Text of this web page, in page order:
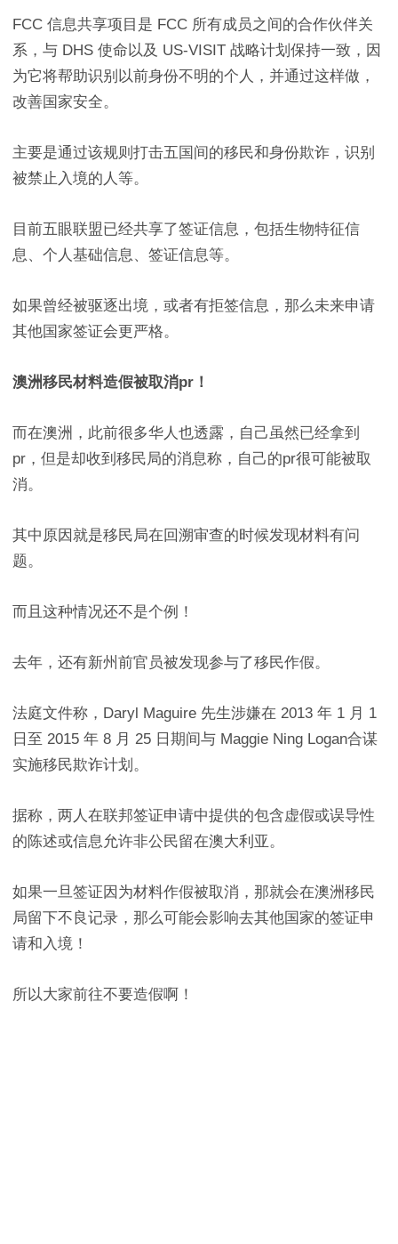
FCC 信息共享项目是 FCC 所有成员之间的合作伙伴关
系，与 DHS 使命以及 US-VISIT 战略计划保持一致，因
为它将帮助识别以前身份不明的个人，并通过这样做，
改善国家安全。
主要是通过该规则打击五国间的移民和身份欺诈，识别
被禁止入境的人等。
目前五眼联盟已经共享了签证信息，包括生物特征信
息、个人基础信息、签证信息等。
如果曾经被驱逐出境，或者有拒签信息，那么未来申请
其他国家签证会更严格。
澳洲移民材料造假被取消pr！
而在澳洲，此前很多华人也透露，自己虽然已经拿到
pr，但是却收到移民局的消息称，自己的pr很可能被取
消。
其中原因就是移民局在回溯审查的时候发现材料有问
题。
而且这种情况还不是个例！
去年，还有新州前官员被发现参与了移民作假。
法庭文件称，Daryl Maguire 先生涉嫌在 2013 年 1 月 1
日至 2015 年 8 月 25 日期间与 Maggie Ning Logan合谋
实施移民欺诈计划。
据称，两人在联邦签证申请中提供的包含虚假或误导性
的陈述或信息允许非公民留在澳大利亚。
如果一旦签证因为材料作假被取消，那就会在澳洲移民
局留下不良记录，那么可能会影响去其他国家的签证申
请和入境！
所以大家前往不要造假啊！